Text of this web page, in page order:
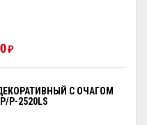
₽
С ОЧАГОМ
P-2520LS